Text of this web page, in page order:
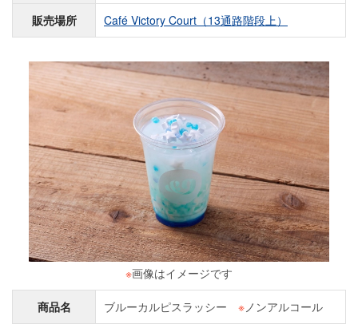
販売場所 Café Victory Court（13通路階段上）
※画像はイメージです
商品名 ブルーカルピスラッシー ※ノンアルコール